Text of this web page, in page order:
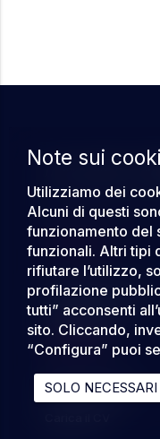
Note sui
Utilizziamo dei
Alcuni di questi
funzionamento del
funzionali. Altri tipi
rifiutare l’utilizzo,
profilazione
tutti” acconsenti
sito. Cliccando,
“Configura” puoi
SOLO NECESSARI
LinkedIn
AREA LEGALE
Condizioni Generali
CANDIDATO
Offerte di lavoro